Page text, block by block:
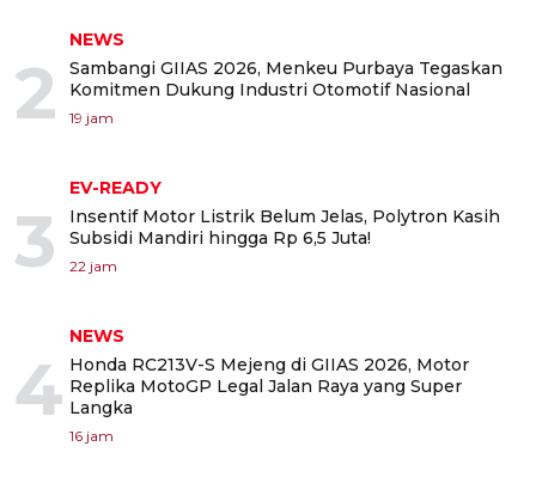
2
NEWS
Sambangi GIIAS 2026, Menkeu Purbaya Tegaskan
Komitmen Dukung Industri Otomotif Nasional
19 jam
3
EV-READY
Insentif Motor Listrik Belum Jelas, Polytron Kasih
Subsidi Mandiri hingga Rp 6,5 Juta!
22 jam
4
NEWS
Honda RC213V-S Mejeng di GIIAS 2026, Motor
Replika MotoGP Legal Jalan Raya yang Super
Langka
16 jam